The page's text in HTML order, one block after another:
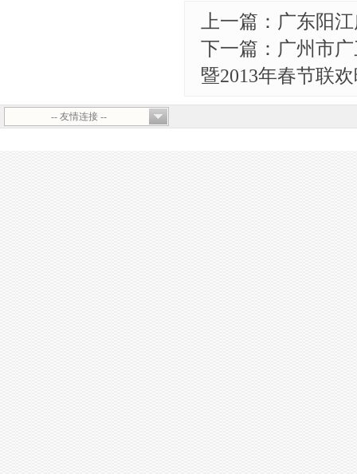
上一篇：广东阳
下一篇：广州市
暨2013年春节联
-- 友情连接 --